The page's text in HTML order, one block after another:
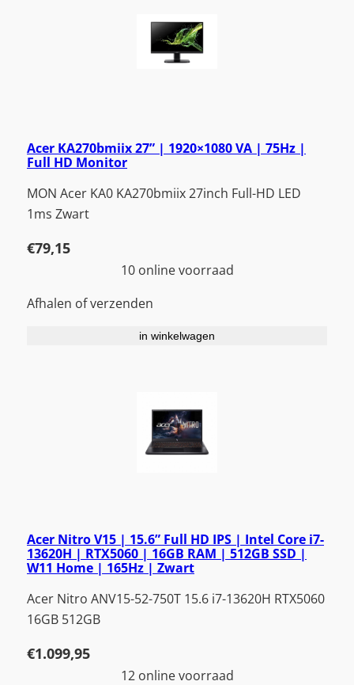
Acer KA270bmiix 27” | 1920×1080 VA | 75Hz |
Full HD Monitor
MON Acer KA0 KA270bmiix 27inch Full-HD LED
1ms Zwart
€79,15
10 online voorraad
Afhalen of verzenden
in winkelwagen
Acer Nitro V15 | 15.6” Full HD IPS | Intel Core i7-
13620H | RTX5060 | 16GB RAM | 512GB SSD |
W11 Home | 165Hz | Zwart
Acer Nitro ANV15-52-750T 15.6 i7-13620H RTX5060
16GB 512GB
€1.099,95
12 online voorraad